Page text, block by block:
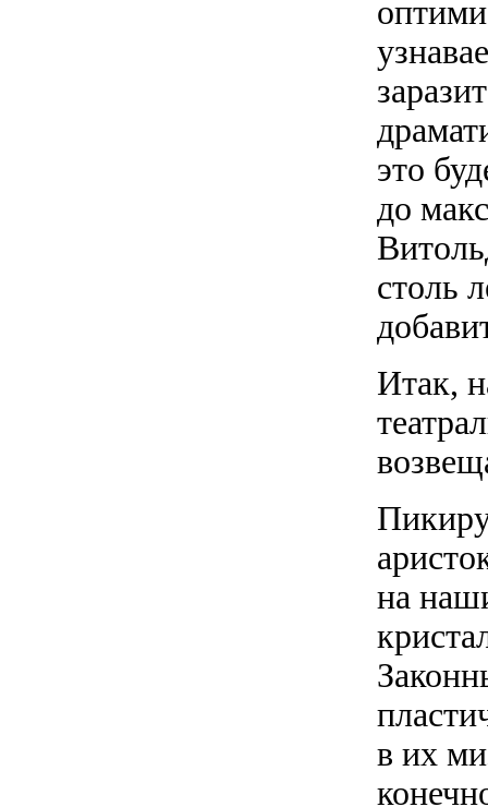
это
до
столь
Итак,
на
в их